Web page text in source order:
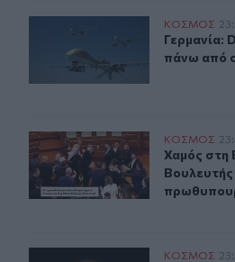
Γερμανία: Drones εθεάθησαν
ΚΟΣΜΟΣ
Γερμανία:
πάνω από
Χαμός στη Βουλή τουΚΟΣΜΟΣ
Χαμός
Χαμός στη
Ολική έκλειψη ηλίου: Στις 12
ΚΟΣΜΟΣ